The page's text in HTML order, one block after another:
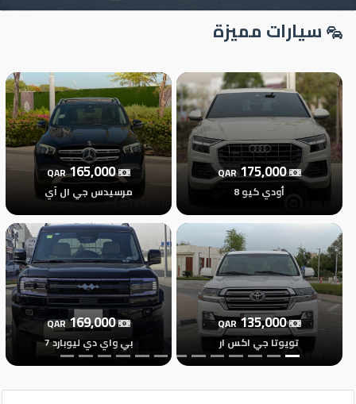
سيارات
مستعملة
تسجيل
الدخول
English
مستثمري
السيارات
المعارض
الماركات
سيارات مميزة
175,000
QAR
أودي كيو 8
165,000
QAR
مرسيدس جي ال آي
135,000
QAR
تويوتا جي اكس ار
169,000
QAR
بي واي دي ليوبارد 7